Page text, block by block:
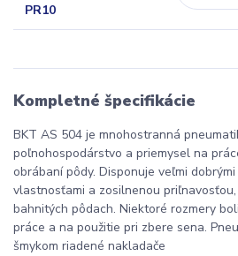
Kompletné špecifikácie
BKT AS 504 je mnohostranná
poľnohospodárstvo a priemysel na
obrábaní pôdy. Disponuje veľmi
vlastnosťami a zosilnenou
bahnitých pôdach. Niektoré rozmery
práce a na použitie pri zbere sena.
šmykom riadené nakladače